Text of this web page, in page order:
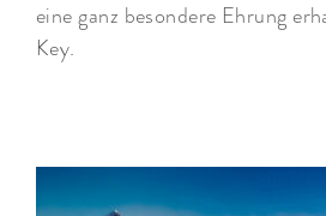
eine ganz besondere Ehrung
Key.